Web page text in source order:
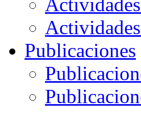
Publicaciones